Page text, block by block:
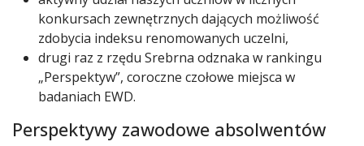
konkursach zewnętrznych dających możliwość
zdobycia indeksu renomowanych uczelni,
drugi raz z rzędu Srebrna odznaka w rankingu
„Perspektyw”, coroczne czołowe miejsca w
badaniach EWD.
Perspektywy zawodowe absolwentów